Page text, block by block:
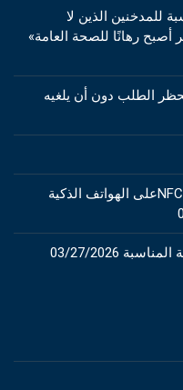
للمدخنين الذين لا
أصبح رهانًا للصحة العامة»
الطلب دون أن يلغيه
كاسبرسكي تكشف عن ارتفاع هجماتNFCعلى الهواتف الذكية
03/27/2026